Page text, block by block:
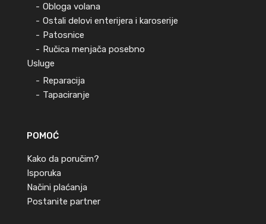
Obloga volana
Ostali delovi enterijera i karoserije
Patosnice
Ručica menjača posebno
Usluge
Reparacija
Tapaciranje
POMOĆ
Kako da poručim?
Isporuka
Načini plaćanja
Postanite partner